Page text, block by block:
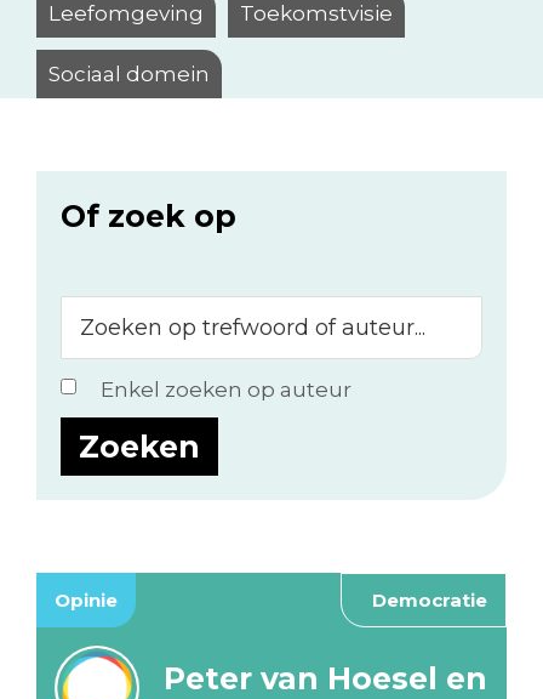
Leefomgeving Toekomstvisie
Sociaal domein
Of zoek op
op
trefwoord
of
auteur...
Enkel zoeken op auteur
Opinie Democratie
Peter van Hoesel en